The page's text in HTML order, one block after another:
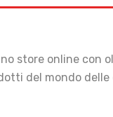
store online con
del mondo delle